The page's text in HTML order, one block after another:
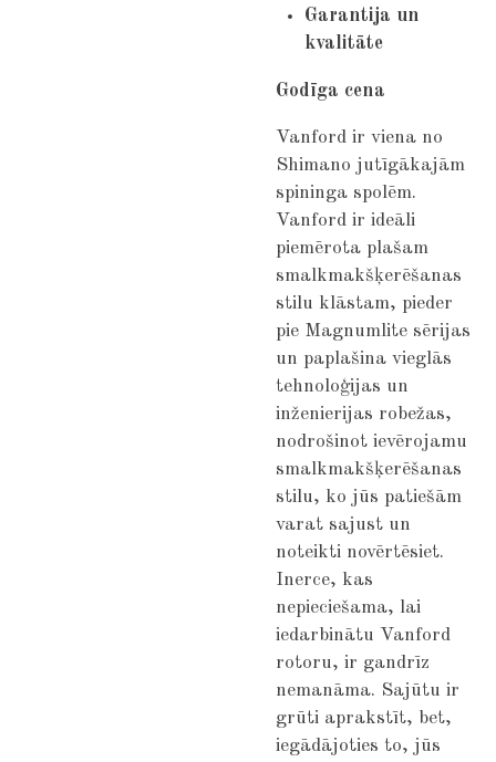
Garantija un
kvalitāte
Godīga cena
Vanford ir viena no
Shimano jutīgākajām
spininga spolēm.
Vanford ir ideāli
piemērota plašam
smalkmakšķerēšanas
stilu klāstam, pieder
pie Magnumlite sērijas
un paplašina vieglās
tehnoloģijas un
inženierijas robežas,
nodrošinot ievērojamu
smalkmakšķerēšanas
stilu, ko jūs patiešām
varat sajust un
noteikti novērtēsiet.
Inerce, kas
nepieciešama, lai
iedarbinātu Vanford
rotoru, ir gandrīz
nemanāma. Sajūtu ir
grūti aprakstīt, bet,
iegādājoties to, jūs